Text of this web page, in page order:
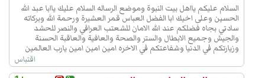
قال الشّيخ في التّهذيب ، ثمّ ادخل فانكبّ
على القبر وقُل وأنت مستقبل القبلة :
اَلسَّلامُ عَلَيْكَ اَيُّهَا الْعَبْدُ الصّالِحُ،
واعلم ايضاً انّ الى هُنا تنتهي زيارة
العبّاس على الرّواية السّالفة ولكن السّيد
السلام عليكم يااهل بيت النبوة وموضع الرساله السلام عليك ياابا عبد الله
الحسين وعلى اخيك ابا الفضل العباس قمر العشيرة ورحمة الله وبركاته
سادتي بجاه فضلكم عند الله الامان للشعتب العراقي والنصر للحشد
والجيش وجميع الابطال والستر والصحة والعافية والعاقبة الحسنة
وزيارتكم في الدنيا وشفاعتكم في الاخره امين امين امين يارب العالمين
اقتباس